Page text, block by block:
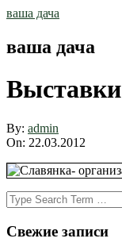
Skip
ваша дача
ваша дача
Выставки
By: admin
On: 22.03.2012
2012-
03-
22
Search
Свежие записи